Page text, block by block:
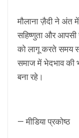
मौलाना ज़ैदी ने अंत
सहिष्णुता और आपसी
को लागू करते समय
समाज में भेदभाव की
बना रहे।
— मीडिया प्रकोष्ठ